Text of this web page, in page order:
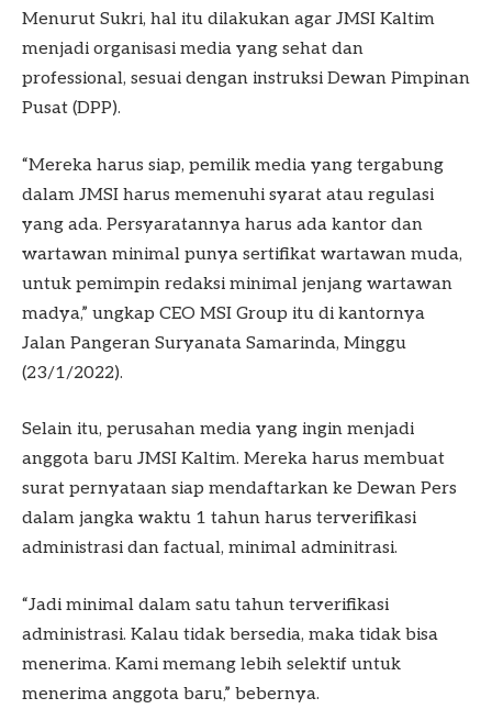
Menurut Sukri, hal itu dilakukan agar JMSI Kaltim
menjadi organisasi media yang sehat dan
professional, sesuai dengan instruksi Dewan Pimpinan
Pusat (DPP).
“Mereka harus siap, pemilik media yang tergabung
dalam JMSI harus memenuhi syarat atau regulasi
yang ada. Persyaratannya harus ada kantor dan
wartawan minimal punya sertifikat wartawan muda,
untuk pemimpin redaksi minimal jenjang wartawan
madya,” ungkap CEO MSI Group itu di kantornya
Jalan Pangeran Suryanata Samarinda, Minggu
(23/1/2022).
Selain itu, perusahan media yang ingin menjadi
anggota baru JMSI Kaltim. Mereka harus membuat
surat pernyataan siap mendaftarkan ke Dewan Pers
dalam jangka waktu 1 tahun harus terverifikasi
administrasi dan factual, minimal adminitrasi.
“Jadi minimal dalam satu tahun terverifikasi
administrasi. Kalau tidak bersedia, maka tidak bisa
menerima. Kami memang lebih selektif untuk
menerima anggota baru,” bebernya.